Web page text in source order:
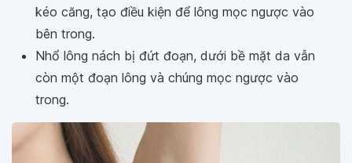
kéo căng, tạo điều kiện để lông mọc ngược vào
bên trong.
Nhổ lông nách bị đứt đoạn, dưới bề mặt da vẫn
còn một đoạn lông và chúng mọc ngược vào
trong.